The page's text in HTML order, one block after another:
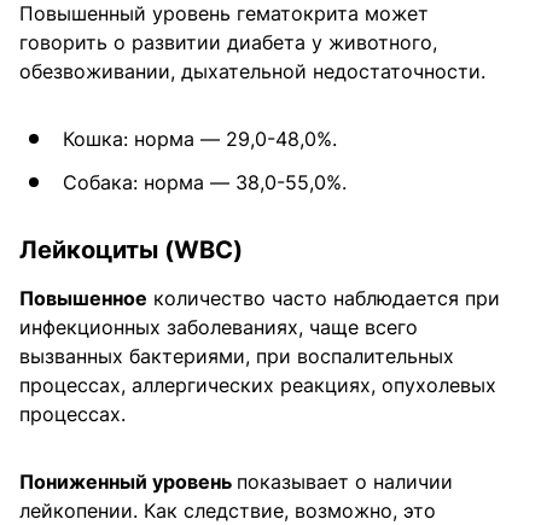
Повышенный уровень гематокрита может
говорить о развитии диабета у животного,
обезвоживании, дыхательной недостаточности.
Кошка: норма — 29,0-48,0%.
Собака: норма — 38,0-55,0%.
Лейкоциты (WBC)
Повышенное количество часто наблюдается при
инфекционных заболеваниях, чаще всего
вызванных бактериями, при воспалительных
процессах, аллергических реакциях, опухолевых
процессах.
Пониженный уровень показывает о наличии
лейкопении. Как следствие, возможно, это